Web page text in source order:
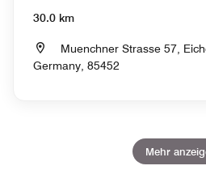
30.0 km
Muenchner Strasse 57,
Germany, 85452
Mehr